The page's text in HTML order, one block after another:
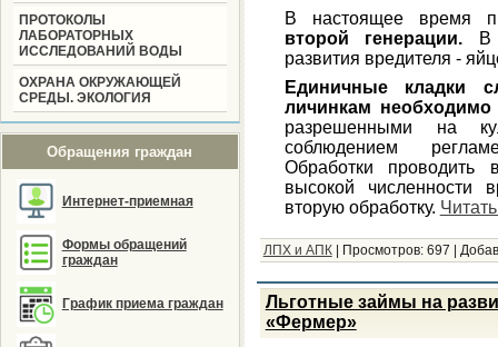
ПРОТОКОЛЫ
ЛАБОРАТОРНЫХ
ИССЛЕДОВАНИЙ ВОДЫ
ОХРАНА ОКРУЖАЮЩЕЙ
СРЕДЫ. ЭКОЛОГИЯ
Обращения граждан
Интернет-приемная
Формы обращений
граждан
График приема граждан
В настоящее время
второй генерации. В
развития вредителя -
Единичные кладки
личинкам необходимо
разрешенными на
соблюдением
Обработки
высокой численности
вторую обработку.
ЛПХ и АПК| Просмотров: 697
Льготные займы на
«Фермер»